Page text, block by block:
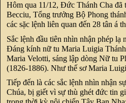
Hôm qua 11/12, Đức Thánh Cha
Becciu, Tổng trưởng Bộ Phong
các sặc lệnh liên quan đến 28 tân á
Sắc lệnh đầu tiên nhìn nhận phép lạ
Đáng kính nữ tu Maria Luigia
Maria Velotti, sáng lập dòng Nữ tu
(1826-1886). Như thế sơ Maria
Tiếp đến là các sắc lệnh nhìn nhận
Chúa, bị giết vì sự thù ghét đức tin